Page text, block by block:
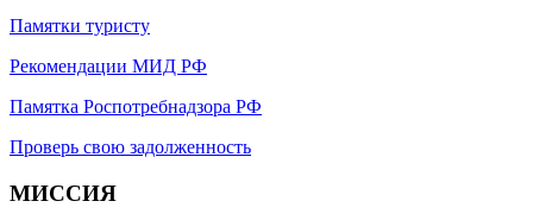
Памятки туристу
Рекомендации МИД РФ
Памятка Роспотребнадзора РФ
Проверь свою задолженность
МИССИЯ